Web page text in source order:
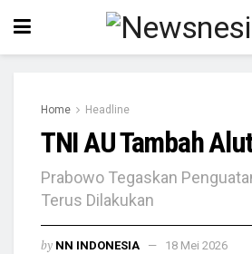
Home Headline
TNI AU Tambah
Prabowo Tegaskan
Terus Dilakukan
by NN INDONESIA
18 Mei 2026